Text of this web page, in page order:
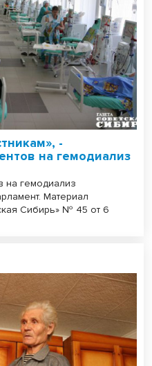
-
на гемодиализ
на гемодиализ
Материал
Сибирь» № 45 от 6